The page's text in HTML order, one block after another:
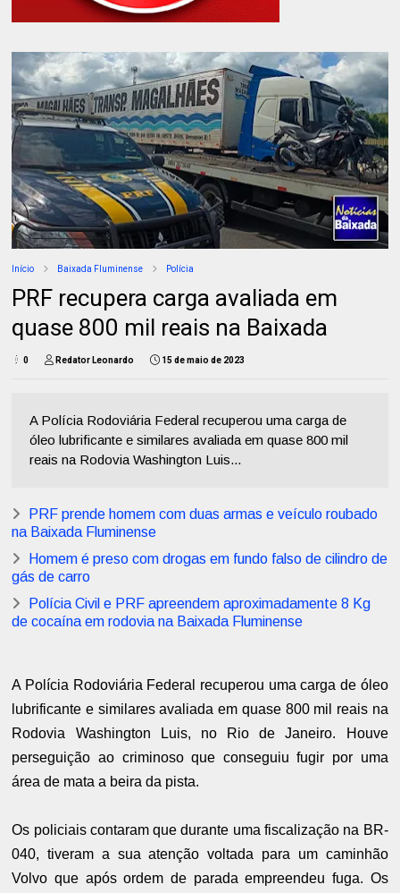
Início Baixada Fluminense Polícia
PRF recupera carga avaliada em
quase 800 mil reais na Baixada
0 Redator Leonardo 15 de maio de 2023
A Polícia Rodoviária Federal recuperou uma carga de
óleo lubrificante e similares avaliada em quase 800 mil
reais na Rodovia Washington Luis...
PRF prende homem com duas armas e veículo roubado
na Baixada Fluminense
Homem é preso com drogas em fundo falso de cilindro de
gás de carro
Polícia Civil e PRF apreendem aproximadamente 8 Kg
de cocaína em rodovia na Baixada Fluminense
A Polícia Rodoviária Federal recuperou uma carga de óleo
lubrificante e similares avaliada em quase 800 mil reais na
Rodovia Washington Luis, no Rio de Janeiro. Houve
perseguição ao criminoso que conseguiu fugir por uma
área de mata a beira da pista.
Os policiais contaram que durante uma fiscalização na BR-
040, tiveram a sua atenção voltada para um caminhão
Volvo que após ordem de parada empreendeu fuga. Os